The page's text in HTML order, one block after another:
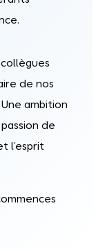
collègues
de nos
ambition
de
l’esprit